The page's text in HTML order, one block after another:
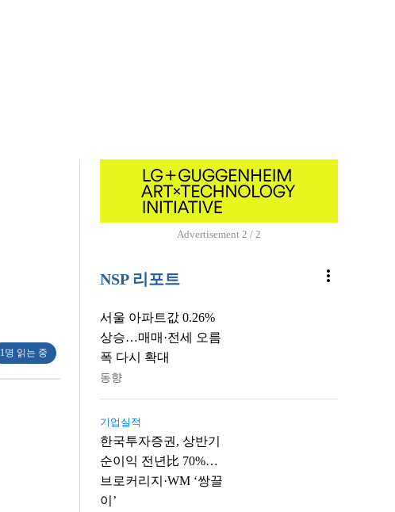
1명 읽는 중
Advertisement 1 / 2
NSP 리포트 more_vert
서울 아파트값 0.26%
상승…매매·전세 오름
폭 다시 확대
동향
기업실적
한국투자증권, 상반기
순이익 전년比 70%…
브로커리지·WM ‘쌍끌
이’